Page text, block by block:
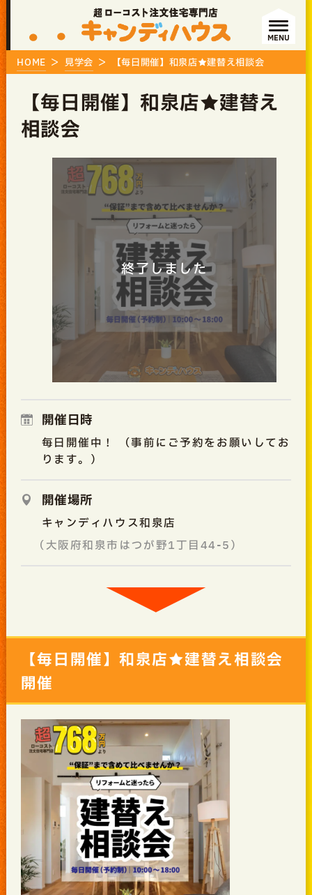
MENU
HOME 見学会 【毎日開催】和泉店★建替え相談会
【毎日開催】和泉店★建替え
相談会
終了しました
開催日時
毎日開催中！ （事前にご予約をお願いしてお
ります。）
開催場所
キャンディハウス和泉店
（大阪府和泉市はつが野1丁目44-5）
【毎日開催】和泉店★建替え相談会
開催